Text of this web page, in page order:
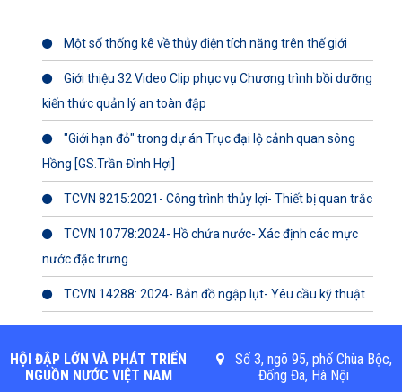
Một số thống kê về thủy điện tích năng trên thế giới
Giới thiệu 32 Video Clip phục vụ Chương trình bồi dưỡng
kiến thức quản lý an toàn đập
"Giới hạn đỏ" trong dự án Trục đại lộ cảnh quan sông
Hồng [GS.Trần Đình Hợi]
TCVN 8215:2021- Công trình thủy lợi- Thiết bị quan trắc
TCVN 10778:2024- Hồ chứa nước- Xác định các mực
nước đặc trưng
TCVN 14288: 2024- Bản đồ ngập lụt- Yêu cầu kỹ thuật
HỘI ĐẬP LỚN VÀ PHÁT TRIỂN
NGUỒN NƯỚC VIỆT NAM
Số 3, ngõ 95, phố Chùa Bộc,
Đống Đa, Hà Nội